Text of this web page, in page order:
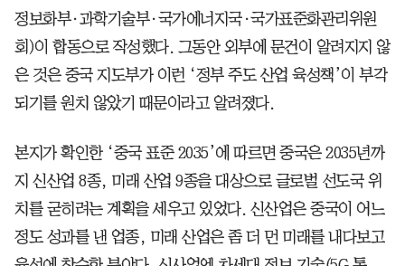
정보화부·과학기술부·국가에너지국·국가표준화관리위원
회)이 합동으로 작성했다. 그동안 외부에 문건이 알려지지 않
은 것은 중국 지도부가 이런 ‘정부 주도 산업 육성책’이 부각
되기를 원치 않았기 때문이라고 알려졌다.
본지가 확인한 ‘중국 표준 2035’에 따르면 중국은 2035년까
지 신산업 8종, 미래 산업 9종을 대상으로 글로벌 선도국 위
치를 굳히려는 계획을 세우고 있었다. 신산업은 중국이 어느
정도 성과를 낸 업종, 미래 산업은 좀 더 먼 미래를 내다보고